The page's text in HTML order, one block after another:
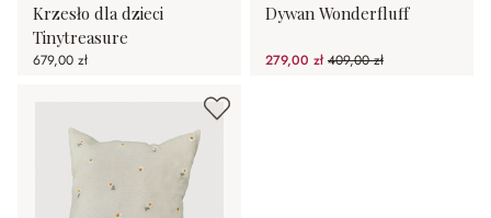
Krzesło dla dzieci
Tinytreasure
679,00 zł
Dywan Wonderfluff
279,00 zł409,00 zł
(31.78%spared)